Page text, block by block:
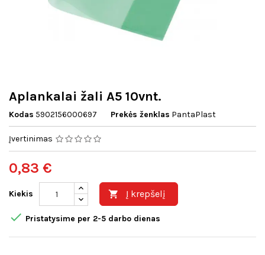
Aplankalai žali A5 10vnt.
Kodas 5902156000697 Prekės ženklas PantaPlast
Įvertinimas
0,83 €
Kiekis  Į krepšelį
 Pristatysime per 2-5 darbo dienas